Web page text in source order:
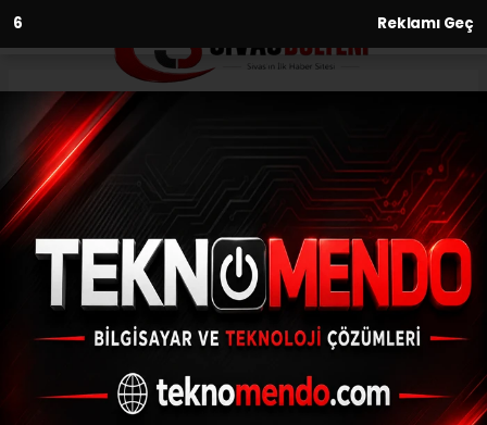
5 Reklamı Geç
Anasayfa Asayiş
İçişleri Bakanı Yerlikaya:
"Şırnak ili Beytüşşebap kırsalı
ve Mardin ili Nusaybin
kırsalında bölücü terör
örgütüne yönelik
gerçekleştirilen ’Gürz-3’
operasyonlarında 4 terörist
etkisiz hale getirildi."
ASAYIŞ